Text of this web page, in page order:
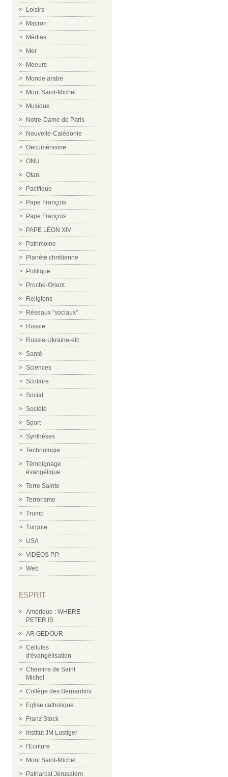
Loisirs
Macron
Médias
Mer
Moeurs
Monde arabe
Mont Saint-Michel
Musique
Notre-Dame de Paris
Nouvelle-Calédonie
Oecuménisme
ONU
Otan
Pacifique
Pape François
Pape François
PAPE LÉON XIV
Patrimoine
Planète chrétienne
Politique
Proche-Orient
Religions
Réseaux "sociaux"
Russie
Russie-Ukraine-etc
Santé
Sciences
Scolaire
Social
Société
Sport
Synthèses
Technologie
Témoignage
évangélique
Terre Sainte
Terrorisme
Trump
Turquie
USA
VIDÉOS P.P.
Web
ESPRIT
Amérique : WHERE
PETER IS
AR GEDOUR
Cellules
d'évangélisation
Chemins de Saint
Michel
Collège des Bernardins
Eglise catholique
Franz Stock
Institut JM Lustiger
l'Ecriture
Mont Saint-Michel
Patriarcat Jérusalem